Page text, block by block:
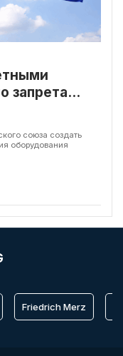
запрета
союза создать
оборудования
Friedrich Merz